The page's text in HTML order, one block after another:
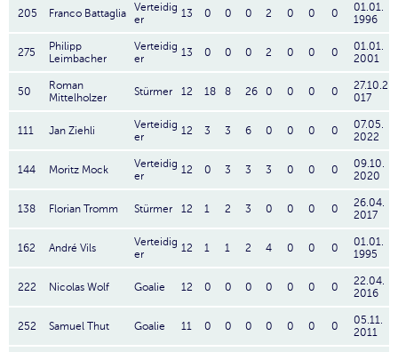
205 Franco Battaglia
Verteidig
er
13 0 0 0 2 0 0 0
01.01.
1996
275
Philipp
Leimbacher
Verteidig
er
13 0 0 0 2 0 0 0
01.01.
2001
50
Roman
Mittelholzer
Stürmer 12 18 8 26 0 0 0 0
27.10.2
017
111 Jan Ziehli
Verteidig
er
12 3 3 6 0 0 0 0
07.05.
2022
144 Moritz Mock
Verteidig
er
12 0 3 3 3 0 0 0
09.10.
2020
138 Florian Tromm Stürmer 12 1 2 3 0 0 0 0
26.04.
2017
162 André Vils
Verteidig
er
12 1 1 2 4 0 0 0
01.01.
1995
222 Nicolas Wolf Goalie 12 0 0 0 0 0 0 0
22.04.
2016
252 Samuel Thut Goalie 11 0 0 0 0 0 0 0
05.11.
2011